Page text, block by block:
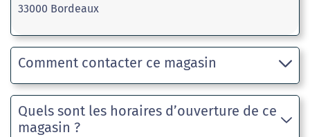
33000 Bordeaux
Comment contacter ce magasin
Quels sont les horaires d’ouverture de ce
magasin ?